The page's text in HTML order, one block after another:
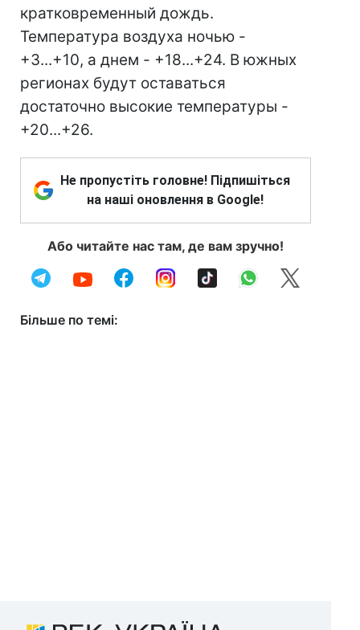
кратковременный дождь.
Температура воздуха ночью -
+3...+10, а днем - +18...+24. В южных
регионах будут оставаться
достаточно высокие температуры -
+20...+26.
Не пропустіть головне! Підпишіться
на наші оновлення в Google!
Або читайте нас там, де вам зручно!
Більше по темі: